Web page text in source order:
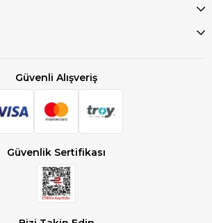
Güvenli Alışveriş
Güvenlik Sertifikası